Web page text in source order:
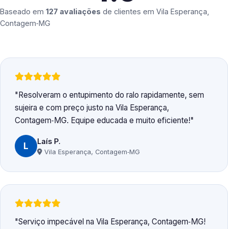
Baseado em 127 avaliações de clientes em Vila Esperança,
Contagem‑MG
Resolveram o entupimento do ralo rapidamente, sem
sujeira e com preço justo na Vila Esperança,
Contagem‑MG. Equipe educada e muito eficiente!
L Laís P.
Vila Esperança, Contagem‑MG
Serviço impecável na Vila Esperança, Contagem‑MG!